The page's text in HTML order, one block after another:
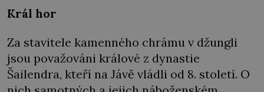
Král hor
Za stavitele kamenného chrámu v džungli
jsou považováni králové z dynastie
Šailendra, kteří na Jávě vládli od 8. století. O